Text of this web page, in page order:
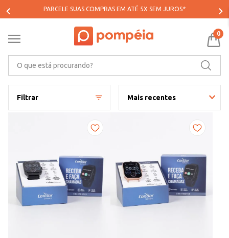
PARCELE SUAS COMPRAS EM ATÉ 5X SEM JUROS*
0
Filtrar Mais recentes